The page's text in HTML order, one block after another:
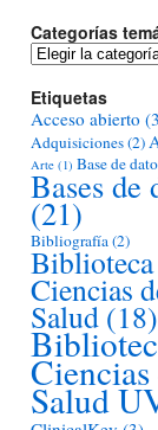
Categorías
Categorías
Etiquetas
Acceso abierto
Adquisiciones(2)
Arte (1) Base de
Bases de
(21)
Bibliografía(2)
Ciencias
Salud (18)
Salud